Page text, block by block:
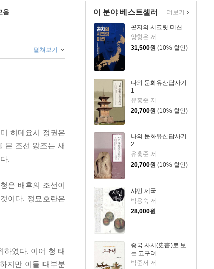
이 분야 베스트셀러
곤지의 시크릿 미션
양형은 저
31,500원 (10% 할인)
나의 문화유산답사기
1
유홍준 저
20,700원 (10% 할인)
나의 문화유산답사기
2
유홍준 저
20,700원 (10% 할인)
샤먼 제국
박용숙 저
28,000원
중국 사서(史書)로 보
는 고구려
박준서 저
더보기
음
펼쳐보기
히데요시 정권은
본 조선 왕조는 새
.
은 배후의 조선이
이다. 정묘호란은
하였다. 이어 청 태
지만 이들 대부분